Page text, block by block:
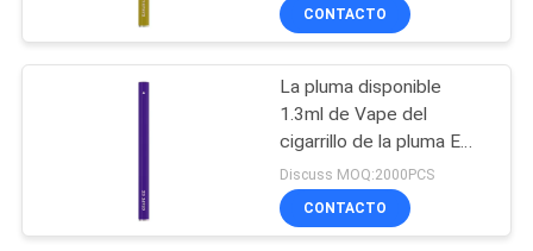
Vape plano
disponible Pen Pod
16
CONTACTO
La pluma disponible
1.3ml de Vape del
cigarrillo de la pluma E
del hielo de la uva pre
cargó 50MG
Discuss MOQ:2000PCS
CONTACTO